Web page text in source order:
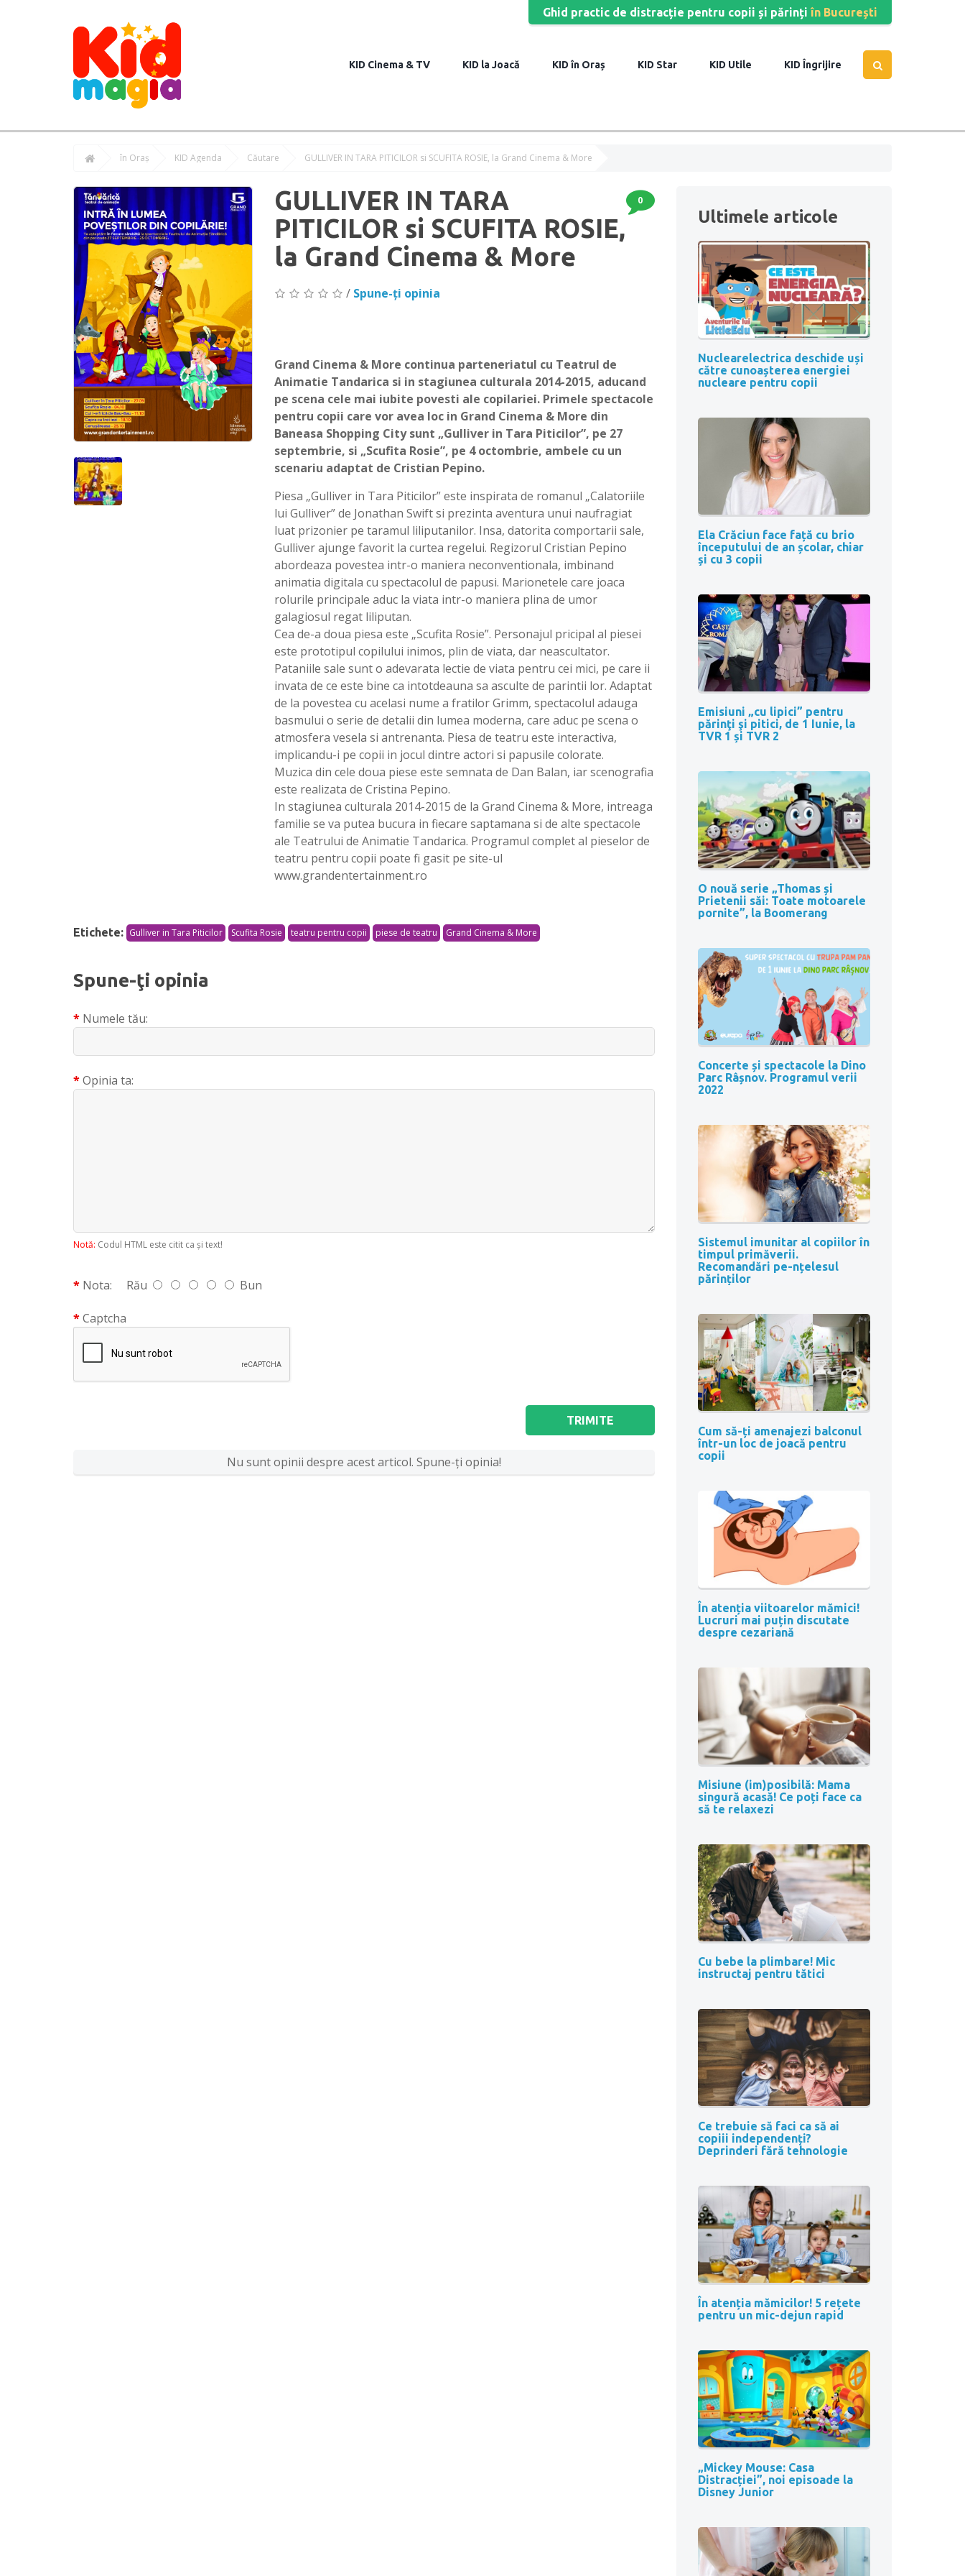
Ghid practic de distracție pentru copii și părinți în București
Cinema & TV la Joacă în Oraș Star Utile Îngrijire
în Oraș KID Agenda Căutare GULLIVER IN TARA PITICILOR si SCUFITA ROSIE, la Grand Cinema & More
GULLIVER IN TARA
PITICILOR si SCUFITA ROSIE,
la Grand Cinema & More
0
/ Spune-ţi opinia
Grand Cinema & More continua parteneriatul cu Teatrul de
Animatie Tandarica si in stagiunea culturala 2014-2015, aducand
pe scena cele mai iubite povesti ale copilariei. Primele spectacole
pentru copii care vor avea loc in Grand Cinema & More din
Baneasa Shopping City sunt „Gulliver in Tara Piticilor”, pe 27
septembrie, si „Scufita Rosie”, pe 4 octombrie, ambele cu un
scenariu adaptat de Cristian Pepino.
Piesa „Gulliver in Tara Piticilor” este inspirata de romanul „Calatoriile
lui Gulliver” de Jonathan Swift si prezinta aventura unui naufragiat
luat prizonier pe taramul liliputanilor. Insa, datorita comportarii sale,
Gulliver ajunge favorit la curtea regelui. Regizorul Cristian Pepino
abordeaza povestea intr-o maniera neconventionala, imbinand
animatia digitala cu spectacolul de papusi. Marionetele care joaca
rolurile principale aduc la viata intr-o maniera plina de umor
galagiosul regat liliputan.
Cea de-a doua piesa este „Scufita Rosie”. Personajul pricipal al piesei
este prototipul copilului inimos, plin de viata, dar neascultator.
Pataniile sale sunt o adevarata lectie de viata pentru cei mici, pe care ii
invata de ce este bine ca intotdeauna sa asculte de parintii lor. Adaptat
de la povestea cu acelasi nume a fratilor Grimm, spectacolul adauga
basmului o serie de detalii din lumea moderna, care aduc pe scena o
atmosfera vesela si antrenanta. Piesa de teatru este interactiva,
implicandu-i pe copii in jocul dintre actori si papusile colorate.
Muzica din cele doua piese este semnata de Dan Balan, iar scenografia
este realizata de Cristina Pepino.
In stagiunea culturala 2014-2015 de la Grand Cinema & More, intreaga
familie se va putea bucura in fiecare saptamana si de alte spectacole
ale Teatrului de Animatie Tandarica. Programul complet al pieselor de
teatru pentru copii poate fi gasit pe site-ul
www.grandentertainment.ro
Etichete: Gulliver in Tara Piticilor Scufita Rosie teatru pentru copii piese de teatru Grand Cinema & More
Spune-ţi opinia
Numele tău:
Opinia ta:
Notă: Codul HTML este citit ca şi text!
Nota: Rău Bun
Captcha
TRIMITE
Nu sunt opinii despre acest articol. Spune-ţi opinia!
Ultimele articole
Nuclearelectrica deschide uși
către cunoașterea energiei
nucleare pentru copii
Ela Crăciun face față cu brio
începutului de an școlar, chiar
și cu 3 copii
Emisiuni „cu lipici” pentru
părinţi şi pitici, de 1 Iunie, la
TVR 1 și TVR 2
O nouă serie „Thomas și
Prietenii săi: Toate motoarele
pornite”, la Boomerang
Concerte și spectacole la Dino
Parc Râșnov. Programul verii
2022
Sistemul imunitar al copiilor în
timpul primăverii.
Recomandări pe-nțelesul
părinților
Cum să-ți amenajezi balconul
într-un loc de joacă pentru
copii
În atenția viitoarelor mămici!
Lucruri mai puțin discutate
despre cezariană
Misiune (im)posibilă: Mama
singură acasă! Ce poți face ca
să te relaxezi
Cu bebe la plimbare! Mic
instructaj pentru tătici
Ce trebuie să faci ca să ai
copiii independenți?
Deprinderi fără tehnologie
În atenția mămicilor! 5 rețete
pentru un mic-dejun rapid
„Mickey Mouse: Casa
Distracției”, noi episoade la
Disney Junior